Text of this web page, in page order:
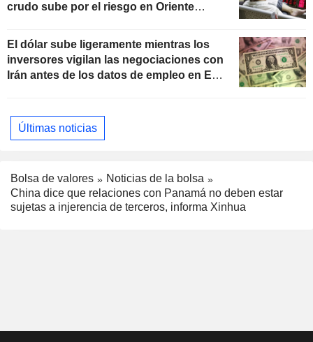
crudo sube por el riesgo en Oriente
El dólar sube ligeramente mientras los
inversores vigilan las negociaciones con
Irán antes de los datos de empleo en EE.
Últimas noticias
Bolsa de valores
Noticias de la bolsa
China dice que relaciones con Panamá no deben estar
sujetas a injerencia de terceros, informa Xinhua